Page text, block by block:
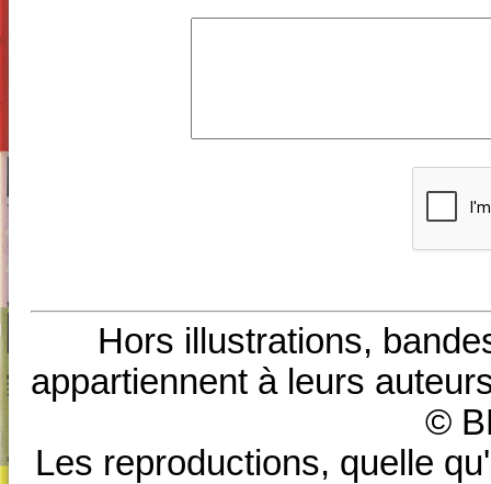
Hors illustrations,
appartiennent à leurs
©
Les reproductions, quelle